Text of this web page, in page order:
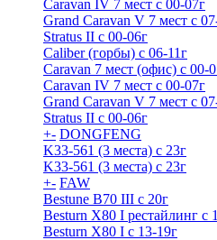
Caravan IV 7 мест с 00-07г
Grand Caravan V 7 мест с
Stratus II с 00-06г
Caliber (горбы) с 06-11г
Caravan 7 мест (офис) с 00-
Caravan IV 7 мест с 00-07г
Grand Caravan V 7 мест с
Stratus II с 00-06г
+- DONGFENG
K33-561 (3 места) с 23г
K33-561 (3 места) с 23г
+- FAW
Bestune B70 III с 20г
Besturn X80 I рестайлинг с
Besturn X80 I с 13-19г